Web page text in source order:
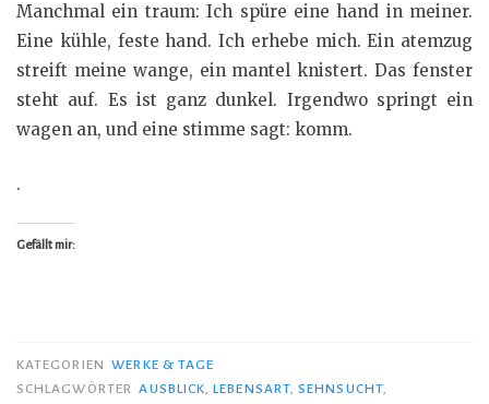
Manchmal ein traum: Ich spüre eine hand in meiner.
Eine kühle, feste hand. Ich erhebe mich. Ein atemzug
streift meine wange, ein mantel knistert. Das fenster
steht auf. Es ist ganz dunkel. Irgendwo springt ein
wagen an, und eine stimme sagt: komm.
.
Gefällt mir:
KATEGORIEN WERKE & TAGE
SCHLAGWÖRTER AUSBLICK,LEBENSART,SEHNSUCHT,